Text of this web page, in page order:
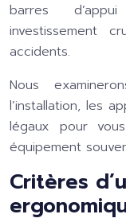
barres
investissement
accidents.
Nous
l’installation, les
légaux pour
équipement
Critères